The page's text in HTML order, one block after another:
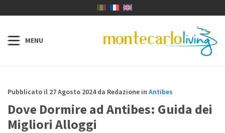
Pubblicato il 27 Agosto 2024 da Redazione in Antibes
Dove Dormire ad Antibes: Guida dei
Migliori Alloggi